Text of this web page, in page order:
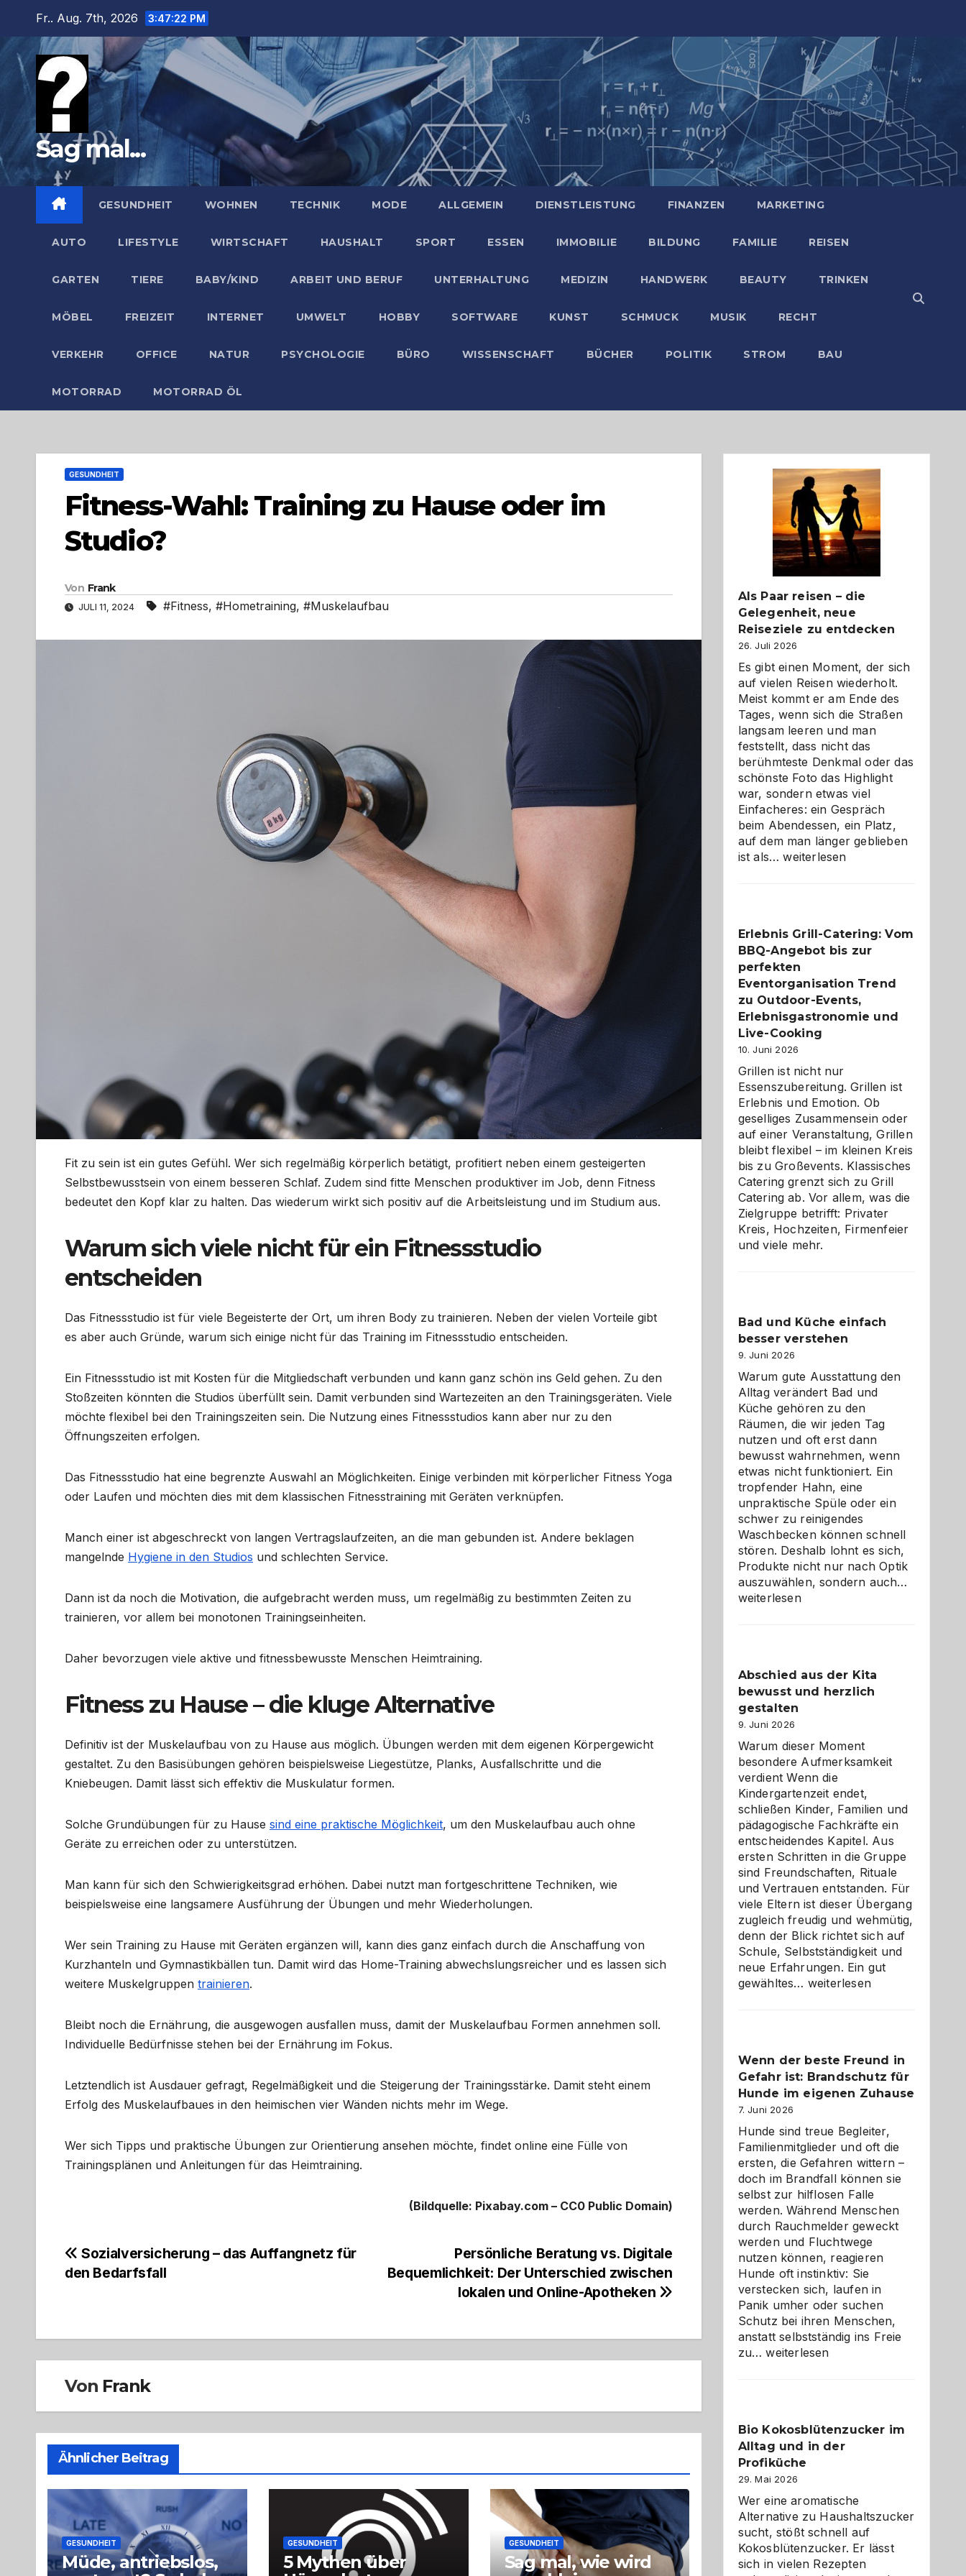
springen
Fr.. Aug. 7th, 2026 3:47:23 PM
Sag mal...
GESUNDHEIT WOHNEN TECHNIK MODE ALLGEMEIN DIENSTLEISTUNG FINANZEN MARKETING
AUTO LIFESTYLE WIRTSCHAFT HAUSHALT SPORT ESSEN IMMOBILIE BILDUNG FAMILIE REISEN
GARTEN TIERE BABY/KIND ARBEIT UND BERUF UNTERHALTUNG MEDIZIN HANDWERK BEAUTY TRINKEN
MÖBEL FREIZEIT INTERNET UMWELT HOBBY SOFTWARE KUNST SCHMUCK MUSIK RECHT
VERKEHR OFFICE NATUR PSYCHOLOGIE BÜRO WISSENSCHAFT BÜCHER POLITIK STROM BAU
MOTORRAD MOTORRAD ÖL
GESUNDHEIT
Fitness-Wahl: Training zu Hause oder im
Studio?
Von Frank
JULI 11, 2024 #Fitness, #Hometraining, #Muskelaufbau
Fit zu sein ist ein gutes Gefühl. Wer sich regelmäßig körperlich betätigt, profitiert neben einem gesteigerten
Selbstbewusstsein von einem besseren Schlaf. Zudem sind fitte Menschen produktiver im Job, denn Fitness
bedeutet den Kopf klar zu halten. Das wiederum wirkt sich positiv auf die Arbeitsleistung und im Studium aus.
Warum sich viele nicht für ein Fitnessstudio
entscheiden
Das Fitnessstudio ist für viele Begeisterte der Ort, um ihren Body zu trainieren. Neben der vielen Vorteile gibt
es aber auch Gründe, warum sich einige nicht für das Training im Fitnessstudio entscheiden.
Ein Fitnessstudio ist mit Kosten für die Mitgliedschaft verbunden und kann ganz schön ins Geld gehen. Zu den
Stoßzeiten könnten die Studios überfüllt sein. Damit verbunden sind Wartezeiten an den Trainingsgeräten. Viele
möchte flexibel bei den Trainingszeiten sein. Die Nutzung eines Fitnessstudios kann aber nur zu den
Öffnungszeiten erfolgen.
Das Fitnessstudio hat eine begrenzte Auswahl an Möglichkeiten. Einige verbinden mit körperlicher Fitness Yoga
oder Laufen und möchten dies mit dem klassischen Fitnesstraining mit Geräten verknüpfen.
Manch einer ist abgeschreckt von langen Vertragslaufzeiten, an die man gebunden ist. Andere beklagen
mangelnde Hygiene in den Studios und schlechten Service.
Dann ist da noch die Motivation, die aufgebracht werden muss, um regelmäßig zu bestimmten Zeiten zu
trainieren, vor allem bei monotonen Trainingseinheiten.
Daher bevorzugen viele aktive und fitnessbewusste Menschen Heimtraining.
Fitness zu Hause – die kluge Alternative
Definitiv ist der Muskelaufbau von zu Hause aus möglich. Übungen werden mit dem eigenen Körpergewicht
gestaltet. Zu den Basisübungen gehören beispielsweise Liegestütze, Planks, Ausfallschritte und die
Kniebeugen. Damit lässt sich effektiv die Muskulatur formen.
Solche Grundübungen für zu Hause sind eine praktische Möglichkeit, um den Muskelaufbau auch ohne
Geräte zu erreichen oder zu unterstützen.
Man kann für sich den Schwierigkeitsgrad erhöhen. Dabei nutzt man fortgeschrittene Techniken, wie
beispielsweise eine langsamere Ausführung der Übungen und mehr Wiederholungen.
Wer sein Training zu Hause mit Geräten ergänzen will, kann dies ganz einfach durch die Anschaffung von
Kurzhanteln und Gymnastikbällen tun. Damit wird das Home-Training abwechslungsreicher und es lassen sich
weitere Muskelgruppen trainieren.
Bleibt noch die Ernährung, die ausgewogen ausfallen muss, damit der Muskelaufbau Formen annehmen soll.
Individuelle Bedürfnisse stehen bei der Ernährung im Fokus.
Letztendlich ist Ausdauer gefragt, Regelmäßigkeit und die Steigerung der Trainingsstärke. Damit steht einem
Erfolg des Muskelaufbaues in den heimischen vier Wänden nichts mehr im Wege.
Wer sich Tipps und praktische Übungen zur Orientierung ansehen möchte, findet online eine Fülle von
Trainingsplänen und Anleitungen für das Heimtraining.
(Bildquelle: Pixabay.com – CC0 Public Domain)
Beitragsnavigation
Persönliche Beratung vs. Digitale
Bequemlichkeit: Der Unterschied zwischen
lokalen und Online-Apotheken
Sozialversicherung – das Auffangnetz für
den Bedarfsfall
Von Frank
Ähnlicher Beitrag
GESUNDHEIT
Müde, antriebslos,
GESUNDHEIT
5 Mythen über
GESUNDHEIT
Sag mal, wie wird
Als Paar reisen – die
Gelegenheit, neue
Reiseziele zu entdecken
26. Juli 2026
Es gibt einen Moment, der sich
auf vielen Reisen wiederholt.
Meist kommt er am Ende des
Tages, wenn sich die Straßen
langsam leeren und man
feststellt, dass nicht das
berühmteste Denkmal oder das
schönste Foto das Highlight
war, sondern etwas viel
Einfacheres: ein Gespräch
beim Abendessen, ein Platz,
auf dem man länger geblieben
ist als…Als
Gelegenheit,
neue
Reiseziele
zu
entdecken
weiterlesen
Erlebnis Grill-Catering: Vom
BBQ-Angebot bis zur
perfekten
Eventorganisation Trend
zu Outdoor-Events,
Erlebnisgastronomie und
Live-Cooking
10. Juni 2026
Grillen ist nicht nur
Essenszubereitung. Grillen ist
Erlebnis und Emotion. Ob
geselliges Zusammensein oder
auf einer Veranstaltung, Grillen
bleibt flexibel – im kleinen Kreis
bis zu Großevents. Klassisches
Catering grenzt sich zu Grill
Catering ab. Vor allem, was die
Zielgruppe betrifft: Privater
Kreis, Hochzeiten, Firmenfeier
und viele mehr.
Bad und Küche einfach
besser verstehen
9. Juni 2026
Warum gute Ausstattung den
Alltag verändert Bad und
Küche gehören zu den
Räumen, die wir jeden Tag
nutzen und oft erst dann
bewusst wahrnehmen, wenn
etwas nicht funktioniert. Ein
tropfender Hahn, eine
unpraktische Spüle oder ein
schwer zu reinigendes
Waschbecken können schnell
stören. Deshalb lohnt es sich,
Produkte nicht nur nach Optik
auszuwählen, sondern auch…
weiterlesen
Abschied aus der Kita
bewusst und herzlich
gestalten
9. Juni 2026
Warum dieser Moment
besondere Aufmerksamkeit
verdient Wenn die
Kindergartenzeit endet,
schließen Kinder, Familien und
pädagogische Fachkräfte ein
entscheidendes Kapitel. Aus
ersten Schritten in die Gruppe
sind Freundschaften, Rituale
und Vertrauen entstanden. Für
viele Eltern ist dieser Übergang
zugleich freudig und wehmütig,
denn der Blick richtet sich auf
Schule, Selbstständigkeit und
neue Erfahrungen. Ein gut
gewähltes… Abschied
und
herzlich
gestalten
weiterlesen
Wenn der beste Freund in
Gefahr ist: Brandschutz für
Hunde im eigenen Zuhause
7. Juni 2026
Hunde sind treue Begleiter,
Familienmitglieder und oft die
ersten, die Gefahren wittern –
doch im Brandfall können sie
selbst zur hilflosen Falle
werden. Während Menschen
durch Rauchmelder geweckt
werden und Fluchtwege
nutzen können, reagieren
Hunde oft instinktiv: Sie
verstecken sich, laufen in
Panik umher oder suchen
Schutz bei ihren Menschen,
anstatt selbstständig ins Freie
zu…Wenn
Gefahr
ist:
Brandschutz
für
Hunde
eigenen
Zuhause
weiterlesen
Bio Kokosblütenzucker im
Alltag und in der
Profiküche
29. Mai 2026
Wer eine aromatische
Alternative zu Haushaltszucker
sucht, stößt schnell auf
Kokosblütenzucker. Er lässt
sich in vielen Rezepten